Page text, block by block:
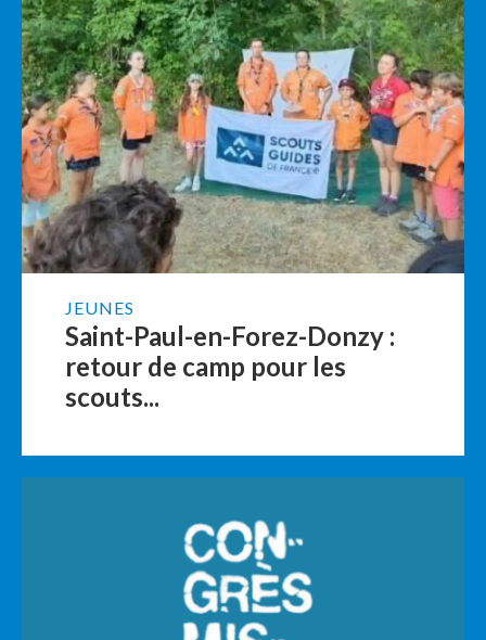
JEUNES
Saint-Paul-en-Forez-Donzy :
retour de camp pour les
scouts...